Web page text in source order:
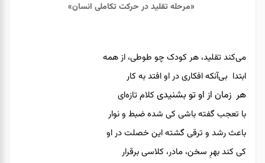
«مرحله تقلید در حرکت تکاملی انسان»
می‌کند تقلید، هر کودک چو طوطی، از همه
ابتدا بی‌آنکه افکاری در او افتد به کار
هر زمان از او تو بشنیدی کلام تازه‌ای
با تعجب گفته باشی کی شده ضبط و نوار
باعث رشد و ترقی گشته این خصلت در او
کی کند بهرِ سخن، مادر، کلاسی برقرار